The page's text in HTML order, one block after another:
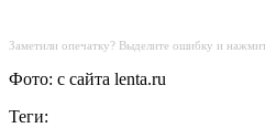
Заметили опечатку? Выделите ошибку и
Фото: с сайта lenta.ru
Теги: